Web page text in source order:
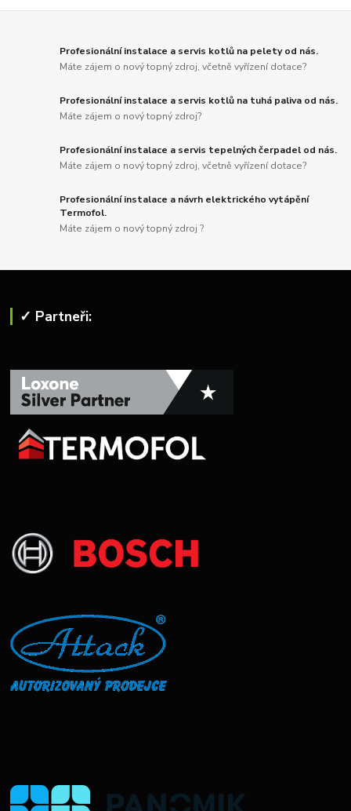
Profesionální instalace a servis kotlů na pelety od nás.
Máte zájem o nový topný zdroj, včetně vyřízení dotace?
Profesionální instalace a servis kotlů na tuhá paliva od nás.
Máte zájem o nový topný zdroj?
Profesionální instalace a servis tepelných čerpadel od nás.
Máte zájem o nový topný zdroj, včetně vyřízení dotace?
Profesionální instalace a návrh elektrického vytápění
Termofol.
Máte zájem o nový topný zdroj ?
✓ Partneři: